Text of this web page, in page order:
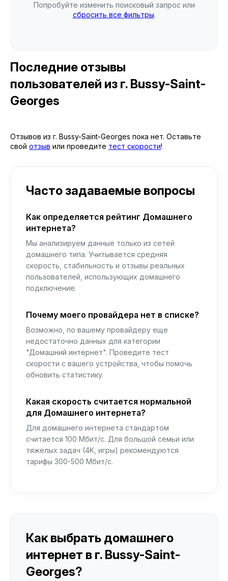
Попробуйте изменить поисковый запрос или
сбросить все фильтры.
Последние отзывы
пользователей из г. Bussy-Saint-
Georges
Отзывов из г. Bussy-Saint-Georges пока нет. Оставьте
свой отзыв или проведите тест скорости!
Часто задаваемые вопросы
Как определяется рейтинг Домашнего
интернета?
Мы анализируем данные только из сетей
домашнего типа. Учитывается средняя
скорость, стабильность и отзывы реальных
пользователей, использующих домашнего
подключение.
Почему моего провайдера нет в списке?
Возможно, по вашему провайдеру еще
недостаточно данных для категории
"Домашний интернет". Проведите тест
скорости с вашего устройства, чтобы помочь
обновить статистику.
Какая скорость считается нормальной
для Домашнего интернета?
Для домашнего интернета стандартом
считается 100 Мбит/с. Для большой семьи или
тяжелых задач (4K, игры) рекомендуются
тарифы 300-500 Мбит/с.
Как выбрать домашнего
интернет в г. Bussy-Saint-
Georges?